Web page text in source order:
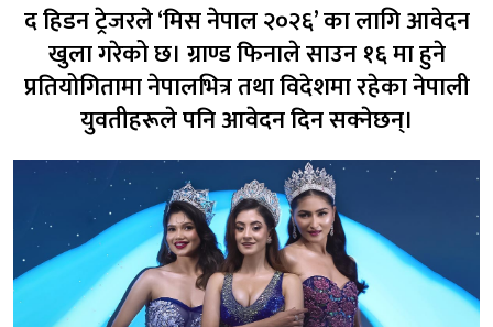
द हिडन ट्रेजरले ‘मिस नेपाल २०२६’ का लागि आवेदन
खुला गरेको छ। ग्राण्ड फिनाले साउन १६ मा हुने
प्रतियोगितामा नेपालभित्र तथा विदेशमा रहेका नेपाली
युवतीहरूले पनि आवेदन दिन सक्नेछन्।